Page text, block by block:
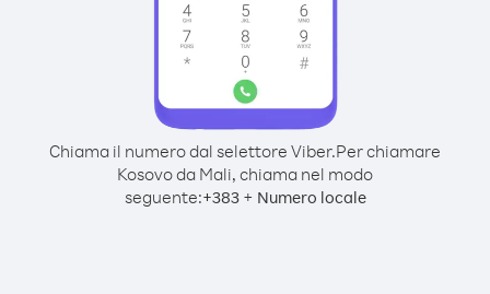
Chiama il numero dal selettore Viber.Per chiamare
Kosovo da Mali, chiama nel modo
seguente:+383+ Numero locale